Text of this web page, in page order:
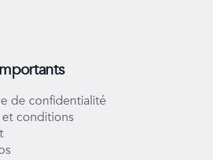
de confidentialité
et conditions